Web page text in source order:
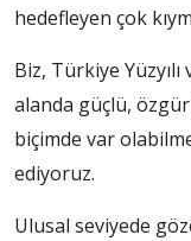
hedefleyen çok
Biz, Türkiye
alanda güçlü,
biçimde var
ediyoruz.
Ulusal seviyede